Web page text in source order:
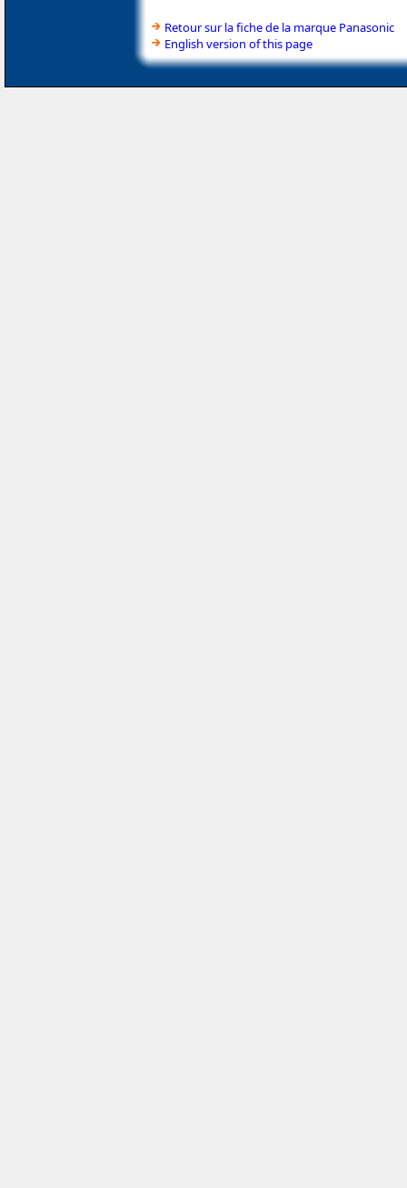
Retour sur la fiche de la marque Panasonic
English version of this page